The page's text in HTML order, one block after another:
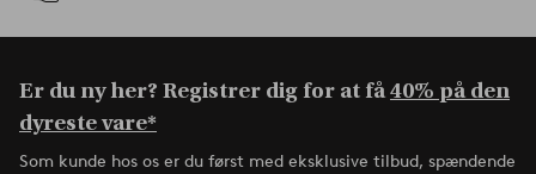
Er du ny her? Registrer dig for at få40% på den
dyreste vare*
Som kunde hos os er du først med eksklusive tilbud, spændende